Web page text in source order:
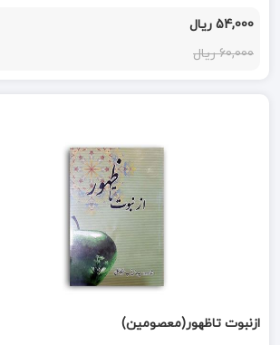
54,000 ریال
60,000 ریال
ازنبوت تاظهور(معصومین)